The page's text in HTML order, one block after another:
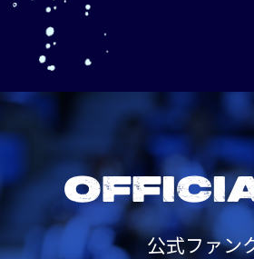
公式ファン